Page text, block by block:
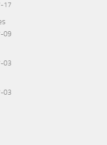
17
09
03
03